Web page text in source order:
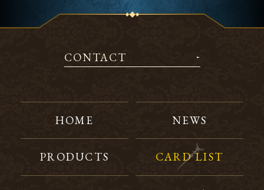
CONTACT
HOME NEWS
PRODUCTS CARD LIST